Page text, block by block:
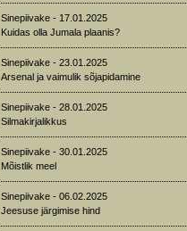
Sinepiivake - 17.01.2025
Kuidas olla Jumala plaanis?
Sinepiivake - 23.01.2025
Arsenal ja vaimulik sõjapidamine
Sinepiivake - 28.01.2025
Silmakirjalikkus
Sinepiivake - 30.01.2025
Mõistlik meel
Sinepiivake - 06.02.2025
Jeesuse järgimise hind